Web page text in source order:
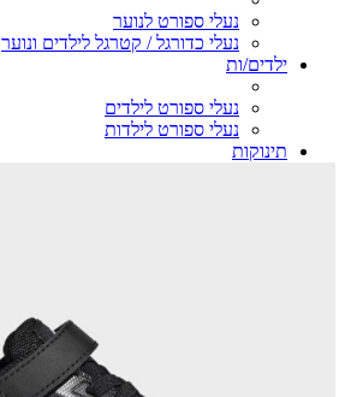
נעלי ספורט לנוער
נעלי כדורגל / קטרגל לילדים ונוער
ילדים/ות
נעלי ספורט לילדים
נעלי ספורט לילדות
תינוקות